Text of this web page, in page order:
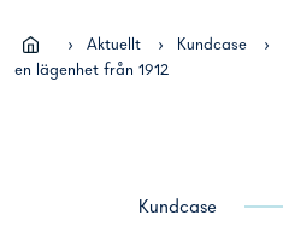
› Aktuellt › Kundcase ›
en lägenhet från 1912
Kundcase